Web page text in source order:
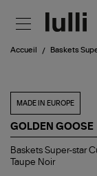
Accueil Baskets
MADE IN EUROPE
GOLDEN GOOSE
Baskets
Super-
star
Baskets Super-star
Taupe Noir